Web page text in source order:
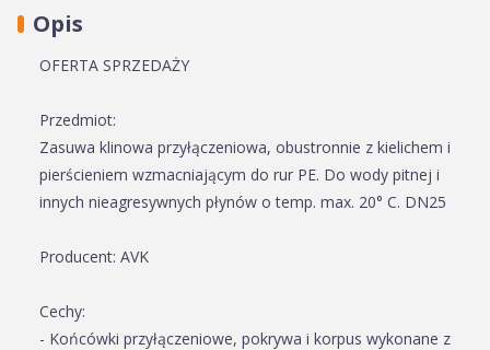
Opis
OFERTA SPRZEDAŻY
Przedmiot:
Zasuwa klinowa przyłączeniowa, obustronnie z kielichem i
pierścieniem wzmacniającym do rur PE. Do wody pitnej i
innych nieagresywnych płynów o temp. max. 20° C. DN25
Producent: AVK
Cechy:
- Końcówki przyłączeniowe, pokrywa i korpus wykonane z